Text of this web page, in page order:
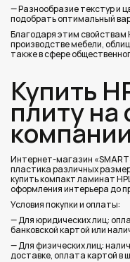
— Разнообразие текстур и
подобрать оптимальный
Благодаря этим свойствам
производстве мебели,
также в сфере
Купить
плиту на
Интернет-магазин
пластика различных
купить компакт ламинат
оформления интерьера до
Условия покупки и оплаты:
— Для юридических лиц:
банковской картой или
— Для физических лиц:
доставке, оплата картой в